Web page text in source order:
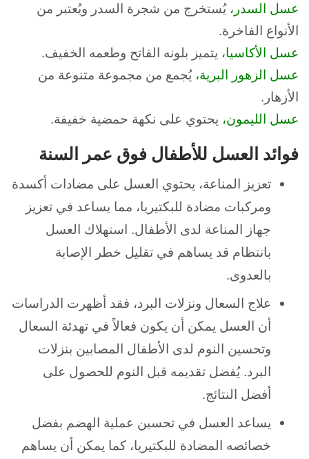
عسل السدر، يُستخرج من شجرة السدر ويُعتبر من
الأنواع الفاخرة.
عسل الأكاسيا، يتميز بلونه الفاتح وطعمه الخفيف.
عسل الزهور البرية، يُجمع من مجموعة متنوعة من
الأزهار.
عسل الليمون، يحتوي على نكهة حمضية خفيفة.
فوائد العسل للأطفال فوق عمر السنة
تعزيز المناعة، يحتوي العسل على مضادات أكسدة
ومركبات مضادة للبكتيريا، مما يساعد في تعزيز
جهاز المناعة لدى الأطفال. استهلاك العسل
بانتظام قد يساهم في تقليل خطر الإصابة
بالعدوى.
علاج السعال ونزلات البرد، فقد أظهرت الدراسات
أن العسل يمكن أن يكون فعالاً في تهدئة السعال
وتحسين النوم لدى الأطفال المصابين بنزلات
البرد.يُفضل تقديمه قبل النوم للحصول على
أفضل النتائج.
يساعد العسل في تحسين عملية الهضم بفضل
خصائصه المضادة للبكتيريا، كما يمكن أن يساهم